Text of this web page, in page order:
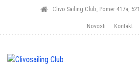
Clivo Sailing Club, Pomer 417a,
Novosti Kontakt